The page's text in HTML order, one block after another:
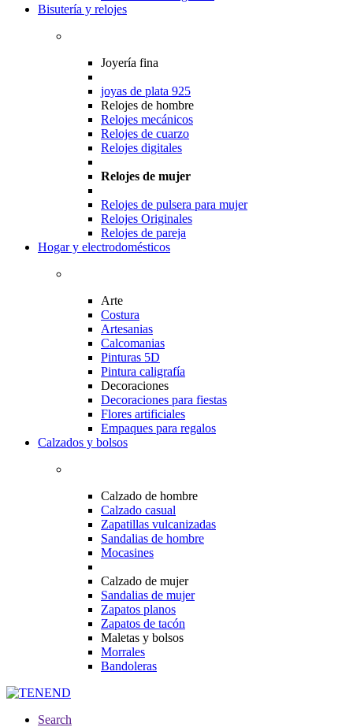
Bisutería y relojes
Joyería fina
joyas de plata 925
Relojes de hombre
Relojes mecánicos
Relojes de cuarzo
Relojes digitales
Relojes de mujer
Relojes de pulsera para mujer
Relojes Originales
Relojes de pareja
Hogar y electrodomésticos
Arte
Costura
Artesanias
Calcomanias
Pinturas 5D
Pintura caligrafía
Decoraciones
Decoraciones para fiestas
Flores artificiales
Empaques para regalos
Calzados y bolsos
Calzado de hombre
Calzado casual
Zapatillas vulcanizadas
Sandalias de hombre
Mocasines
Calzado de mujer
Sandalias de mujer
Zapatos planos
Zapatos de tacón
Maletas y bolsos
Morrales
Bandoleras
Search